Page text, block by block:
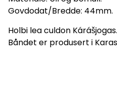
Govdodat/Bredde: 44mm.
Holbi lea culdon Kárášjogas.
Båndet er produsert i